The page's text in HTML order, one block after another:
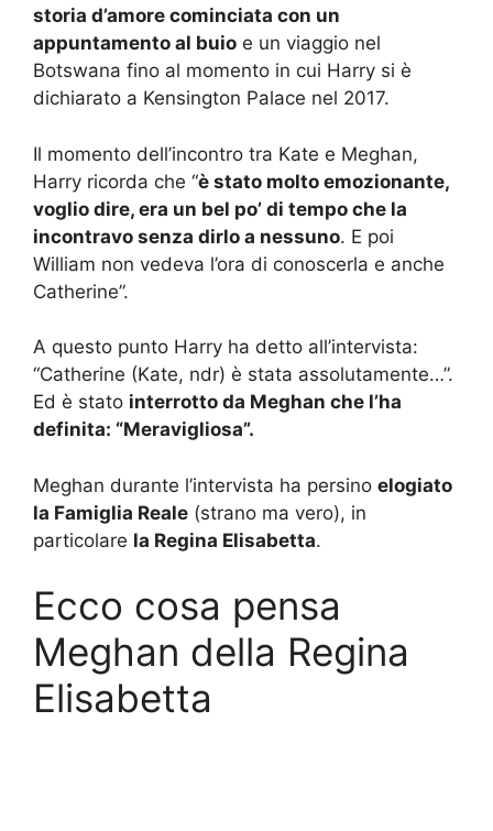
storia d’amore cominciata con un
appuntamento al buio e un viaggio nel
Botswana fino al momento in cui Harry si è
dichiarato a Kensington Palace nel 2017.
Il momento dell’incontro tra Kate e Meghan,
Harry ricorda che “è stato molto emozionante,
voglio dire, era un bel po’ di tempo che la
incontravo senza dirlo a nessuno. E poi
William non vedeva l’ora di conoscerla e anche
Catherine”.
A questo punto Harry ha detto all’intervista:
“Catherine (Kate, ndr) è stata assolutamente…”.
Ed è stato interrotto da Meghan che l’ha
definita: “Meravigliosa”.
Meghan durante l’intervista ha persino elogiato
la Famiglia Reale (strano ma vero), in
particolare la Regina Elisabetta.
Ecco cosa pensa
Meghan della Regina
Elisabetta